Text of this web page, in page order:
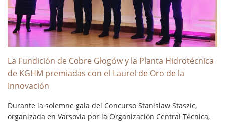
La Fundición de Cobre Głogów y la Planta Hidrotécnica
de KGHM premiadas con el Laurel de Oro de la
Innovación
Durante la solemne gala del Concurso Stanisław Staszic,
organizada en Varsovia por la Organización Central Técnica,